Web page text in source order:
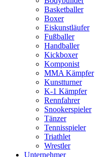
Basketballer
Boxer
Eiskunstläufer
Fußballer
Handballer
Kickboxer
Komponist
MMA Kämpfer
Kunstturner
K-1 Kämpfer
Rennfahrer
Snookerspieler
Tänzer
Tennisspieler
Triathlet
Wrestler
Unternehmer